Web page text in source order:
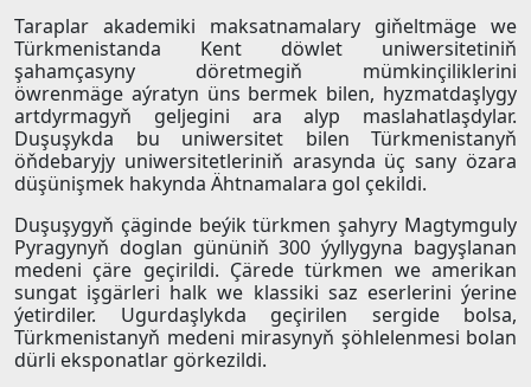
Taraplar akademiki maksatnamalary giňeltmäge we
Türkmenistanda Kent döwlet uniwersitetiniň
şahamçasyny döretmegiň mümkinçiliklerini
öwrenmäge aýratyn üns bermek bilen, hyzmatdaşlygy
artdyrmagyň geljegini ara alyp maslahatlaşdylar.
Duşuşykda bu uniwersitet bilen Türkmenistanyň
öňdebaryjy uniwersitetleriniň arasynda üç sany özara
düşünişmek hakynda Ähtnamalara gol çekildi.
Duşuşygyň çäginde beýik türkmen şahyry Magtymguly
Pyragynyň doglan gününiň 300 ýyllygyna bagyşlanan
medeni çäre geçirildi. Çärede türkmen we amerikan
sungat işgärleri halk we klassiki saz eserlerini ýerine
ýetirdiler. Ugurdaşlykda geçirilen sergide bolsa,
Türkmenistanyň medeni mirasynyň şöhlelenmesi bolan
dürli eksponatlar görkezildi.